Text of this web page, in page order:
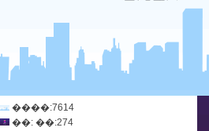
����:7614
��: ��:274